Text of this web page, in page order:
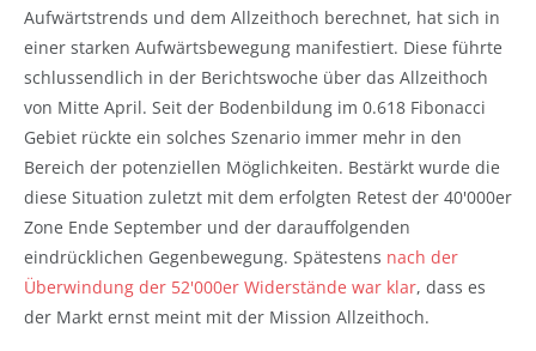
Aufwärtstrends und dem Allzeithoch berechnet, hat sich in
einer starken Aufwärtsbewegung manifestiert. Diese führte
schlussendlich in der Berichtswoche über das Allzeithoch
von Mitte April. Seit der Bodenbildung im 0.618 Fibonacci
Gebiet rückte ein solches Szenario immer mehr in den
Bereich der potenziellen Möglichkeiten. Bestärkt wurde die
diese Situation zuletzt mit dem erfolgten Retest der 40'000er
Zone Ende September und der darauffolgenden
eindrücklichen Gegenbewegung. Spätestens nach der
Überwindung der 52'000er Widerstände war klar, dass es
der Markt ernst meint mit der Mission Allzeithoch.